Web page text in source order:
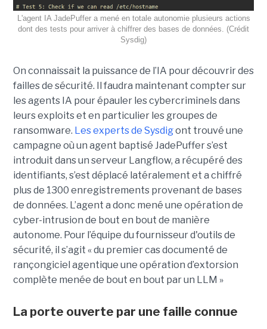
L'agent IA JadePuffer a mené en totale autonomie plusieurs actions
dont des tests pour arriver à chiffrer des bases de données. (Crédit
Sysdig)
On connaissait la puissance de l’IA pour découvrir des
failles de sécurité. Il faudra maintenant compter sur
les agents IA pour épauler les cybercriminels dans
leurs exploits et en particulier les groupes de
ransomware. Les experts de Sysdigont trouvé une
campagne où un agent baptisé JadePuffer s’est
introduit dans un serveur Langflow, a récupéré des
identifiants, s’est déplacé latéralement et a chiffré
plus de 1300 enregistrements provenant de bases
de données. L’agent a donc mené une opération de
cyber-intrusion de bout en bout de manière
autonome. Pour l’équipe du fournisseur d'outils de
sécurité, il s’agit « du premier cas documenté de
rançongiciel agentique une opération d’extorsion
complète menée de bout en bout par un LLM »
La porte ouverte par une faille connue